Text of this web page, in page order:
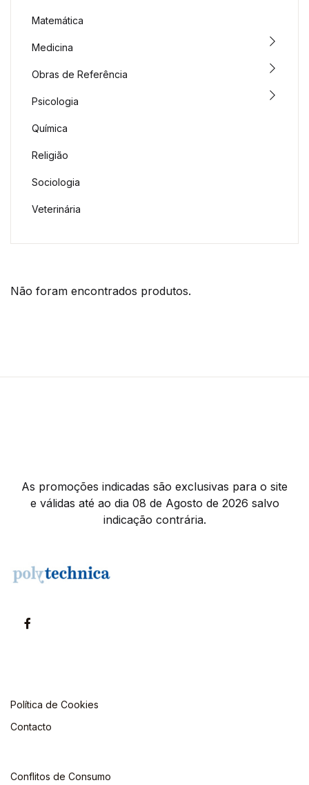
Não foram encontrados produtos.
Matemática
Medicina
Obras de Referência
Psicologia
Química
Religião
Sociologia
Veterinária
As promoções indicadas são exclusivas para o site
e válidas até ao dia 08 de Agosto de 2026 salvo
indicação contrária.
Política de Cookies
Contacto
Conflitos de Consumo